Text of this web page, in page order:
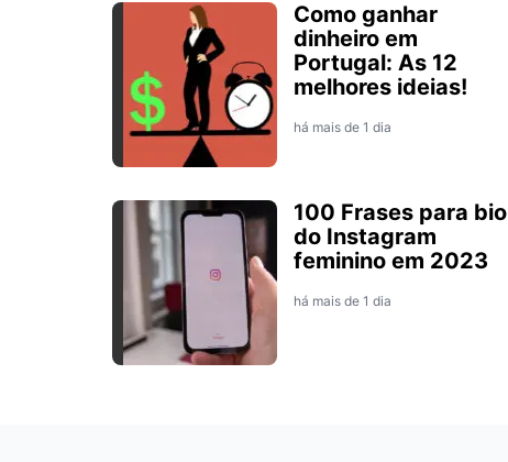
Como ganhar
dinheiro em
Portugal: As 12
melhores ideias!
há mais de 1 dia
100 Frases para bio
do Instagram
feminino em 2023
há mais de 1 dia